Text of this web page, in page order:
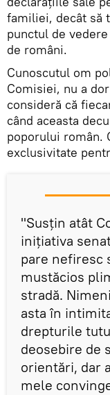
familiei, decât să
punctul de
de români.
Cunoscutul om
Comisiei, nu a
consideră că
când aceasta
poporului român.
exclusivitate
"Susțin atât
inițiativa
pare nefiresc
mustăcios
stradă.
asta în
drepturile
deosebire de
orientări, dar
mele